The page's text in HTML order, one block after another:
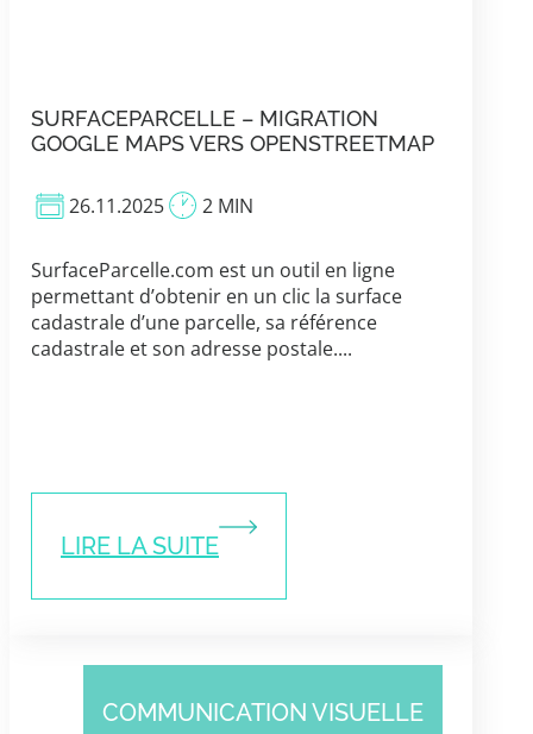
SURFACEPARCELLE – MIGRATION
GOOGLE MAPS VERS OPENSTREETMAP
26.11.2025 2 MIN
SurfaceParcelle.com est un outil en ligne
permettant d’obtenir en un clic la surface
cadastrale d’une parcelle, sa référence
cadastrale et son adresse postale....
LIRE LA SUITE
COMMUNICATION VISUELLE